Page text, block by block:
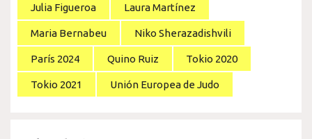
Julia Figueroa Laura Martínez
Maria Bernabeu Niko Sherazadishvili
París 2024 Quino Ruiz Tokio 2020
Tokio 2021 Unión Europea de Judo